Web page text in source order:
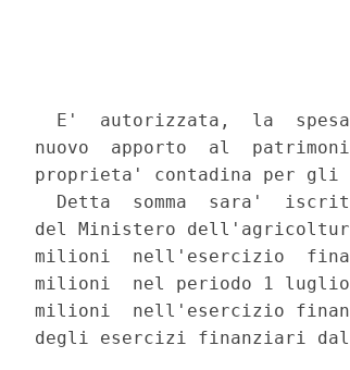
E'  autorizzata,  la
nuovo  apporto  al
proprieta' contadina per
Detta  somma  sara'
del Ministero
milioni  nell'esercizio
milioni  nel periodo 1
milioni  nell'esercizio